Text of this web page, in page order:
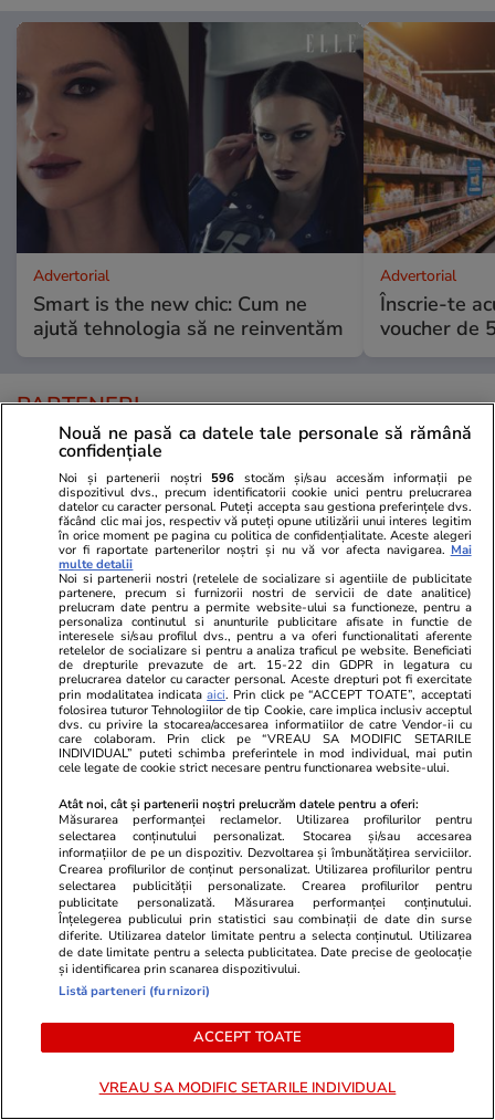
Advertorial
Smart is the new chic: Cum ne
ajută tehnologia să ne reinventăm
Advertorial
Înscrie-te
voucher de
PARTENERI
Wowbiz.ro
Andreea Ibacka a izbucnit în
plâns! Ce a emoționat-o până la
lacrimi pe vedetă: „Nu-mi mai e
rușine să fiu vulnerabilă”
Redactia.ro
De
total!! Cum
Roman de
POLITIC
Politică 10:24
Subvențiile partidelor politice în
primele șase luni din 2026.
Cheltuirea banilor s-a făcut tot
fără transparență – analiză
Nouă ne pasă ca datele tale personale să rămână
confidențiale
Noi și partenerii noștri 596 stocăm și/sau accesăm informații pe
dispozitivul dvs., precum identificatorii cookie unici pentru prelucrarea
datelor cu caracter personal. Puteți accepta sau gestiona preferințele dvs.
făcând clic mai jos, respectiv vă puteți opune utilizării unui interes legitim
în orice moment pe pagina cu politica de confidențialitate. Aceste alegeri
vor fi raportate partenerilor noștri și nu vă vor afecta navigarea. Mai
multe detalii
Noi si partenerii nostri (retelele de socializare si agentiile de publicitate
partenere, precum si furnizorii nostri de servicii de date analitice)
prelucram date pentru a permite website-ului sa functioneze, pentru a
personaliza continutul si anunturile publicitare afisate in functie de
interesele si/sau profilul dvs., pentru a va oferi functionalitati aferente
retelelor de socializare si pentru a analiza traficul pe website. Beneficiati
de drepturile prevazute de art. 15-22 din GDPR in legatura cu
prelucrarea datelor cu caracter personal. Aceste drepturi pot fi exercitate
prin modalitatea indicataaici. Prin click pe “ACCEPT TOATE”, acceptati
folosirea tuturor Tehnologiilor de tip Cookie, care implica inclusiv acceptul
dvs. cu privire la stocarea/accesarea informatiilor de catre Vendor-ii cu
care colaboram. Prin click pe “VREAU SA MODIFIC SETARILE
INDIVIDUAL” puteti schimba preferintele in mod individual, mai putin
cele legate de cookie strict necesare pentru functionarea website-ului.
Atât noi, cât și partenerii noștri prelucrăm datele pentru a oferi:
Măsurarea performanței reclamelor. Utilizarea profilurilor pentru
selectarea conținutului personalizat. Stocarea și/sau accesarea
informațiilor de pe un dispozitiv. Dezvoltarea și îmbunătățirea serviciilor.
Crearea profilurilor de conținut personalizat. Utilizarea profilurilor pentru
selectarea publicității personalizate. Crearea profilurilor pentru
publicitate personalizată. Măsurarea performanței conținutului.
Înțelegerea publicului prin statistici sau combinații de date din surse
diferite. Utilizarea datelor limitate pentru a selecta conținutul. Utilizarea
de date limitate pentru a selecta publicitatea. Date precise de geolocație
și identificarea prin scanarea dispozitivului.
Listă parteneri (furnizori)
ACCEPT TOATE
VREAU SA MODIFIC SETARILE INDIVIDUAL